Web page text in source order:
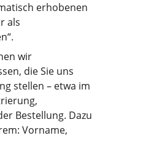
erhobenen
als
wir
die Sie uns
stellen – etwa im
Bestellung. Dazu
Vorname,